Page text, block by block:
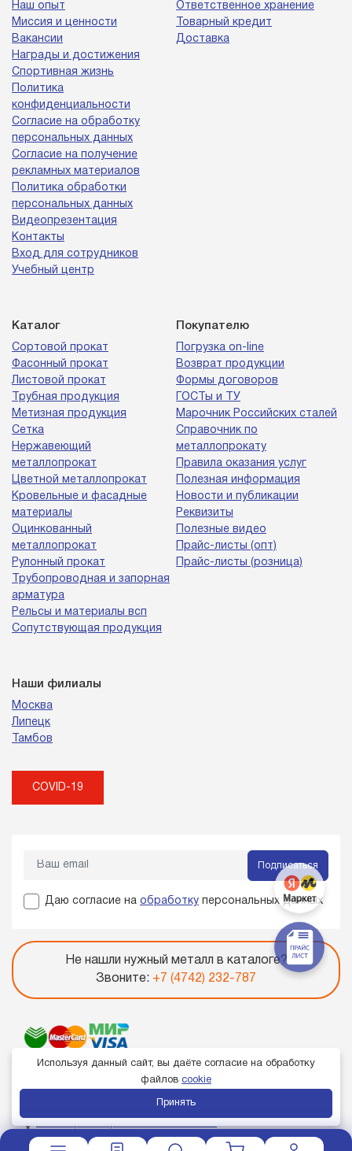
Наш опыт
Миссия и ценности
Вакансии
Награды и достижения
Спортивная жизнь
Политика
конфиденциальности
Согласие на обработку
персональных данных
Согласие на получение
рекламных материалов
Политика обработки
персональных данных
Видеопрезентация
Контакты
Вход для сотрудников
Учебный центр
Ответственное хранение
Товарный кредит
Доставка
Каталог
Сортовой прокат
Фасонный прокат
Листовой прокат
Трубная продукция
Метизная продукция
Сетка
Нержавеющий
металлопрокат
Цветной металлопрокат
Кровельные и фасадные
материалы
Оцинкованный
металлопрокат
Рулонный прокат
Трубопроводная и запорная
арматура
Рельсы и материалы всп
Сопутствующая продукция
Покупателю
Погрузка on-line
Возврат продукции
Формы договоров
ГОСТы и ТУ
Марочник Российских сталей
Справочник по
металлопрокату
Правила оказания услуг
Полезная информация
Новости и публикации
Реквизиты
Полезные видео
Прайс-листы (опт)
Прайс-листы (розница)
Наши филиалы
Москва
Липецк
Тамбов
COVID-19
Подписаться
Даю согласие на обработку персональных данных
Не нашли нужный металл в каталоге?
Звоните: +7 (4742) 232-787
Используя данный сайт, вы даёте согласие на обработку
файлов cookie
Принять